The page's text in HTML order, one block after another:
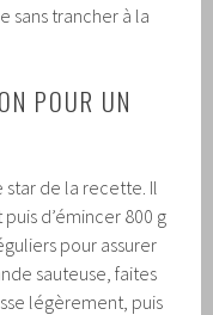
sans trancher à la
POUR UN
de la recette. Il
d’émincer 800 g
pour assurer
sauteuse, faites
légèrement, puis